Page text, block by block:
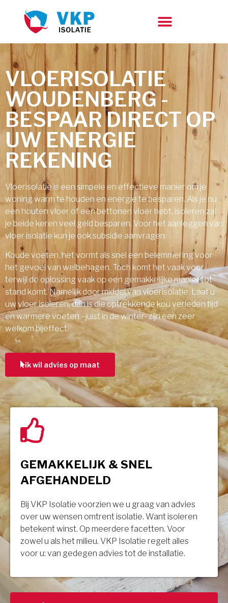
VLOERISOLATIE
WOUDENBERG -
BESPAAR DIRECT OP
UW ENERGIE
REKENING
Vloerisolatie is een simpele en effectieve manier om je
woning warm te houden en energie te besparen. Als je nu
een houten vloer of een bettonen vloer hebt, isoleren zal
je beide keren veel geld besparen. Voor het aanleggen van
vloer isolatie kun je ook subsidie aanvragen
Koude voeten, het vormt als snel een belemmering voor
het gevoel van welbehagen. Toch komt het vaak voor
terwijl de oplossing vaak op een gemakkelijke manier tot
stand komt. Namelijk door middel van vloerisolatie. Laat u
uw vloer isoleren, dan is die optrekkende kou verleden tijd
en warmere voeten –juist in de winter- zijn een zeer
welkom bijeffect.
ik wil advies op maat
GEMAKKELIJK & SNEL
AFGEHANDELD
Bij VKP Isolatie voorzien we u graag van advies
over uw wensen omtrent isolatie. Want isoleren
betekent winst. Op meerdere facetten. Voor
zowel u als het milieu. VKP Isolatie regelt alles
voor u: van gedegen advies tot de installatie.